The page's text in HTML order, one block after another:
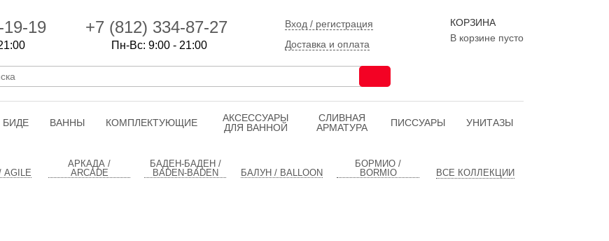
19-19 +7 (812) 334-87-27
Пн-Вс: 9:00 - 21:00
Вход / регистрация
Доставка и оплата
КОРЗИНА
В корзине пусто
БИДЕ ВАННЫ КОМПЛЕКТУЮЩИЕ
АКСЕССУАРЫ
ДЛЯ ВАННОЙ
CЛИВНАЯ
АРМАТУРА
ПИССУАРЫ УНИТАЗЫ
АРКАДА /
ARCADE
БАДЕН-БАДЕН /
BADEN-BADEN
БАЛУН / BALLOON
БОРМИО /
BORMIO
ВСЕ КОЛЛЕКЦИИ